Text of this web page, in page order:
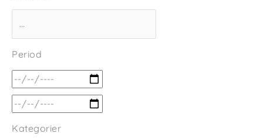
Period
Kategorier